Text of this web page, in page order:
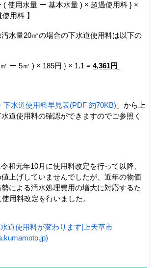
( 使用水量 ー 基本水量 ) × 超過使用料 } ×
用料 】
水量20㎥の場合の下水道使用料は以下の
ー 5㎥ ) × 185円 } × 1.1 = 4,361円
下水道使用料早見表(PDF 約70KB) 」から上
道使用料の確認ができますのでご参照く
和元年10月に使用料改定を行って以降、
上げしていませんでしたが、近年の物価
による汚水処理費用の増大に対応するた
用料改定を行いました。
道使用料が変わります|上天草市